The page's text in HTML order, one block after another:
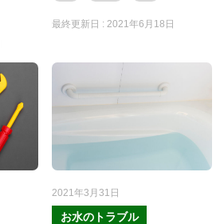
最終更新日 : 2021年6月18日
2021年3月31日
お水のトラブル